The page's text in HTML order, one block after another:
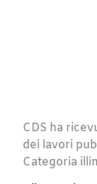
CDS ha
dei lavori
Categoria